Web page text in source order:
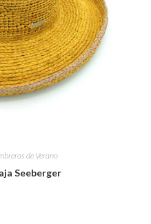
de Verano
Seeberger